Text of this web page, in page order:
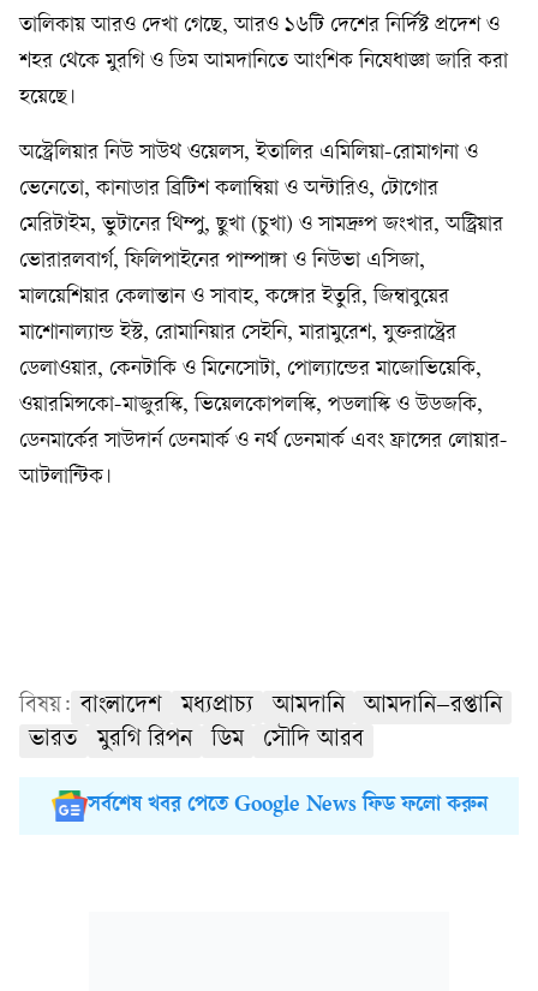
তালিকায় আরও দেখা গেছে, আরও ১৬টি দেশের নির্দিষ্ট প্রদেশ ও
শহর থেকে মুরগি ও ডিম আমদানিতে আংশিক নিষেধাজ্ঞা জারি করা
হয়েছে।
অস্ট্রেলিয়ার নিউ সাউথ ওয়েলস, ইতালির এমিলিয়া-রোমাগনা ও
ভেনেতো, কানাডার ব্রিটিশ কলাম্বিয়া ও অন্টারিও, টোগোর
মেরিটাইম, ভুটানের থিম্পু, ছুখা (চুখা) ও সামদ্রুপ জংখার, অস্ট্রিয়ার
ভোরারলবার্গ, ফিলিপাইনের পাম্পাঙ্গা ও নিউভা এসিজা,
মালয়েশিয়ার কেলান্তান ও সাবাহ, কঙ্গোর ইতুরি, জিম্বাবুয়ের
মাশোনাল্যান্ড ইস্ট, রোমানিয়ার সেইনি, মারামুরেশ, যুক্তরাষ্ট্রের
ডেলাওয়ার, কেনটাকি ও মিনেসোটা, পোল্যান্ডের মাজোভিয়েকি,
ওয়ারমিন্সকো-মাজুরস্কি, ভিয়েলকোপলস্কি, পডলাস্কি ও উডজকি,
ডেনমার্কের সাউদার্ন ডেনমার্ক ও নর্থ ডেনমার্ক এবং ফ্রান্সের লোয়ার-
আটলান্টিক।
বিষয়: বাংলাদেশ মধ্যপ্রাচ্য আমদানি
আমদানি–রপ্তানি
ভারত
মুরগি রিপন ডিম সৌদি আরব
সর্বশেষ খবর পেতে Google News ফিড ফলো করুন